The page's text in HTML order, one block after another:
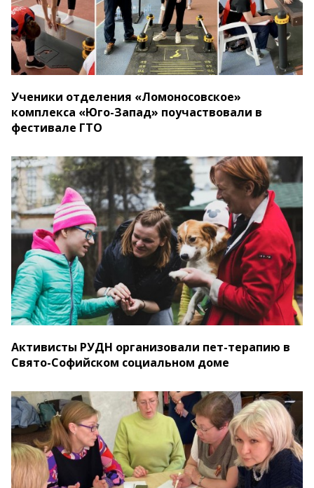
Ученики отделения «Ломоносовское»
комплекса «Юго-Запад» поучаствовали в
фестивале ГТО
Активисты РУДН организовали пет-терапию в
Свято-Софийском социальном доме